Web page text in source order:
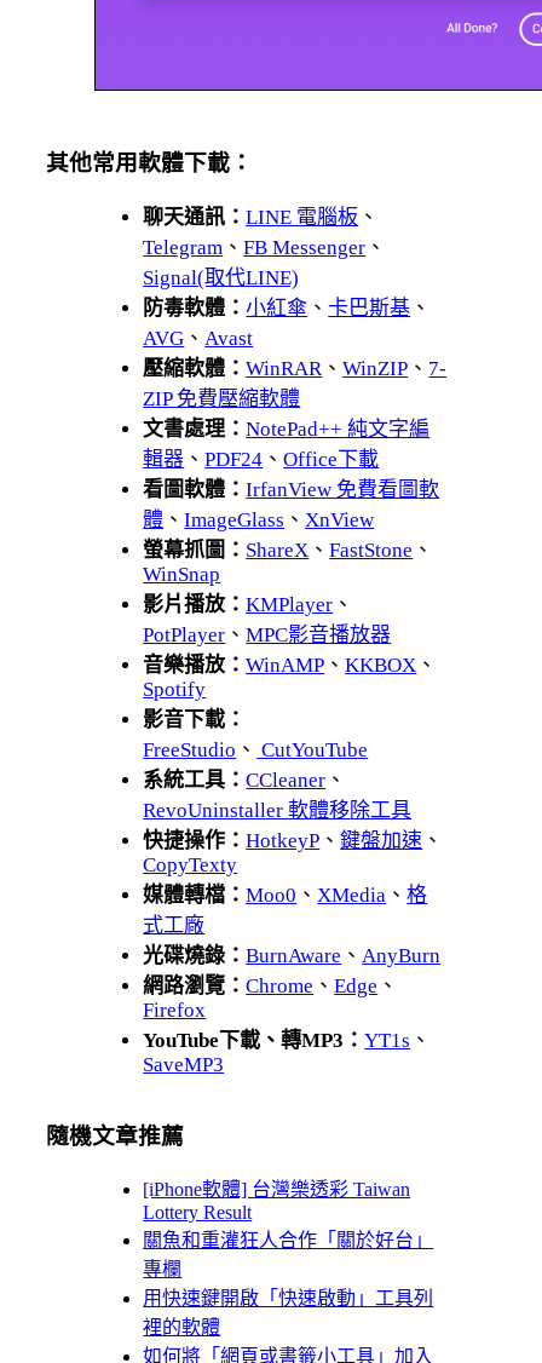
其他常用軟體下載：
聊天通訊：LINE 電腦板 、
Telegram 、FB Messenger 、
Signal(取代LINE)
防毒軟體：小紅傘 、卡巴斯基 、
AVG 、 Avast
壓縮軟體：WinRAR 、WinZIP 、 7-
ZIP 免費壓縮軟體
文書處理：NotePad++ 純文字編
輯器 、PDF24 、Office下載
看圖軟體：IrfanView 免費看圖軟
體 、ImageGlass 、 XnView
螢幕抓圖： ShareX 、FastStone 、
WinSnap
影片播放：KMPlayer 、
PotPlayer 、MPC影音播放器
音樂播放：WinAMP 、KKBOX 、
Spotify
影音下載：
FreeStudio 、 CutYouTube
系統工具：CCleaner 、
RevoUninstaller 軟體移除工具
快捷操作：HotkeyP 、鍵盤加速 、
CopyTexty
媒體轉檔：Moo0 、 XMedia 、格
式工廠
光碟燒錄：BurnAware 、 AnyBurn
網路瀏覽：Chrome 、Edge 、
Firefox
YouTube下載、轉MP3：YT1s 、
SaveMP3
隨機文章推薦
[iPhone軟體] 台灣樂透彩 Taiwan
Lottery Result
關魚和重灌狂人合作「關於好台」
專欄
用快速鍵開啟「快速啟動」工具列
裡的軟體
如何將「網頁或書籤小工具」加入